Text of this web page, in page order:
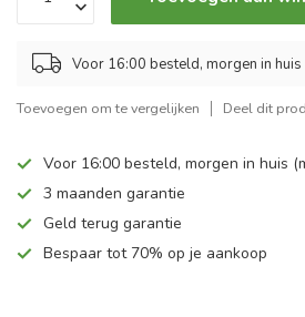
Voor 16:00 besteld, morgen in
Toevoegen om te vergelijken Deel dit
Voor 16:00 besteld, morgen in huis
3 maanden garantie
Geld terug garantie
Bespaar tot 70% op je aankoop